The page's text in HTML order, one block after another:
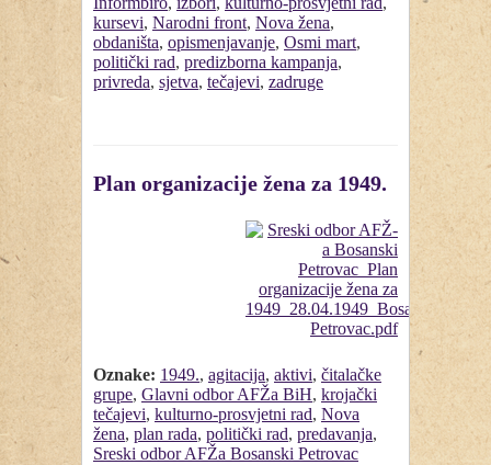
kursevi, Narodni front, Nova žena,
obdaništa, opismenjavanje, Osmi mart,
politički rad, predizborna kampanja,
privreda, sjetva, tečajevi, zadruge
Plan organizacije žena za 1949.
Oznake: 1949., agitacija, aktivi, čitalačke
grupe, Glavni odbor AFŽa BiH, krojački
tečajevi, kulturno-prosvjetni rad, Nova
žena, plan rada, politički rad, predavanja,
Sreski odbor AFŽa Bosanski Petrovac